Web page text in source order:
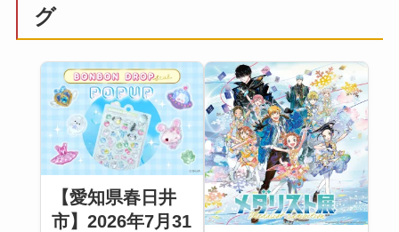
グ
【愛知県春日井
市】2026年7月31